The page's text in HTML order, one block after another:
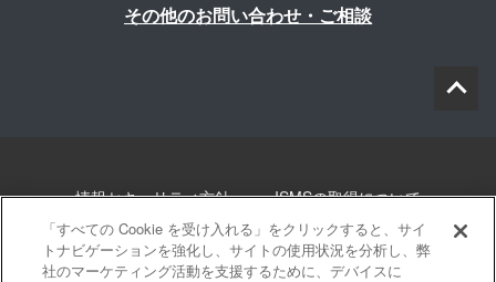
その他のお問い合わせ・ご相談
情報セキュリティ方針 ISMSの取得について
個人情報について 勧誘方針 このサイトについて
「すべての Cookie を受け入れる」をクリックすると、サイ
トナビゲーションを強化し、サイトの使用状況を分析し、弊
社のマーケティング活動を支援するために、デバイスに